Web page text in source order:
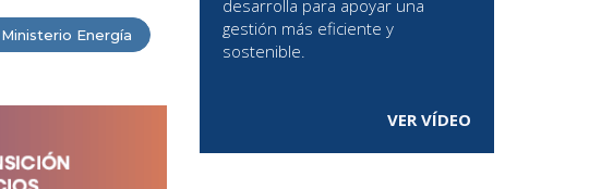
Ministerio Energía
desarrolla para apoyar una
gestión más eficiente y
sostenible.
VER VÍDEO